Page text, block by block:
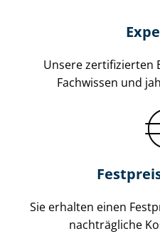
Unsere zertifizierten
Fachwissen und
Sie erhalten einen
nachträgliche